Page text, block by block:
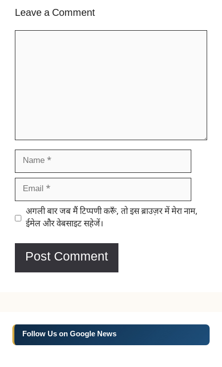
Leave a Comment
Name
Email
Website
अगली बार जब मैं टिप्पणी करूँ, तो इस ब्राउज़र में मेरा नाम,
ईमेल और वेबसाइट सहेजें।
Follow Us on Google News